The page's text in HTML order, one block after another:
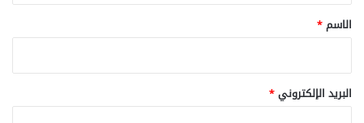
*
الاسم*
البريد الإلكتروني*